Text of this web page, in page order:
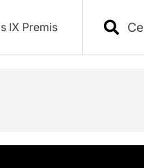
IX Premis